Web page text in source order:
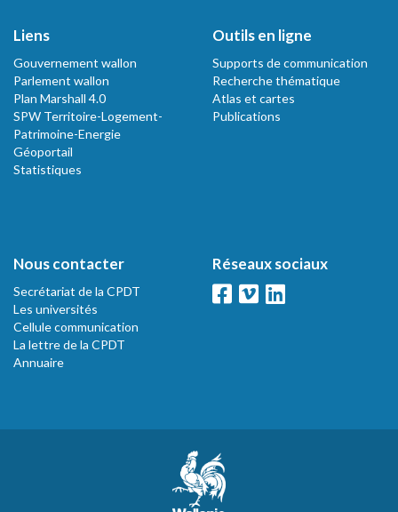
Liens
Gouvernement wallon
Parlement wallon
Plan Marshall 4.0
SPW Territoire-Logement-
Patrimoine-Energie
Géoportail
Statistiques
Outils en ligne
Supports de communication
Recherche thématique
Atlas et cartes
Publications
Nous contacter
Secrétariat de la CPDT
Les universités
Cellule communication
La lettre de la CPDT
Annuaire
Réseaux sociaux